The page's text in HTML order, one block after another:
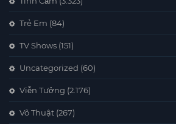
Trẻ Em (84)
TV Shows (151)
Uncategorized (60)
Viễn Tưởng (2.176)
Võ Thuật (267)